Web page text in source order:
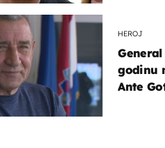
HEROJ
godinu
Ante